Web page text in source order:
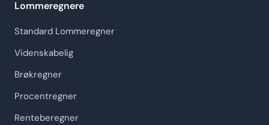
Lommeregnere
Standard Lommeregner
Videnskabelig
Brøkregner
Procentregner
Renteberegner